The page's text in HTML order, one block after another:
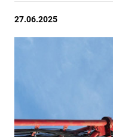
27.06.2025